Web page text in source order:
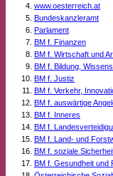
www.oesterreich.at
Bundeskanzleramt
Parlament
BM f. Finanzen
BM f. Wirtschaft und
BM f. Bildung,
BM f. Justiz
BM f. Verkehr,
BM f. auswärtige
BM f. Inneres
BM f.
BM f. Land- und
BM f. soziale
BM f. Gesundheit und